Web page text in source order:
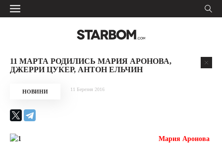
11 МАРТА РОДИЛИСЬ МАРИЯ АРОНОВА,
ДЖЕРРИ ЦУКЕР, АНТОН ЕЛЬЧИН
НОВИНИ 11 Березня 2016
Мария Аронова